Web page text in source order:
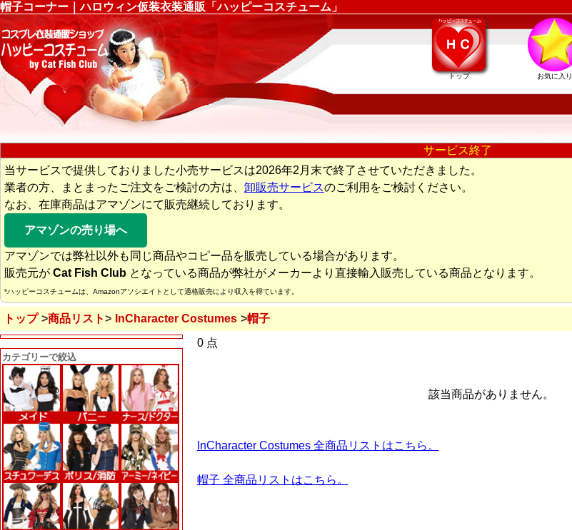
帽子コーナー｜ハロウィン仮装衣装通販「ハッピーコスチューム」
トップ お気に入り
サービス終了
当サービスで提供しておりました小売サービスは2026年2月末で終了させていただきました。
業者の方、まとまったご注文をご検討の方は、 卸販売サービスのご利用をご検討ください。
なお、在庫商品はアマゾンにて販売継続しております。
アマゾンの売り場へ
アマゾンでは弊社以外も同じ商品やコピー品を販売している場合があります。
販売元が Cat Fish Club となっている商品が弊社がメーカーより直接輸入販売している商品となります。
*ハッピーコスチュームは、Amazonアソシエイトとして適格販売により収入を得ています。
トップ 商品リスト InCharacter Costumes 帽子
カテゴリーで絞込
0 点
該当商品がありません。
InCharacter Costumes 全商品リストはこちら。
帽子 全商品リストはこちら。